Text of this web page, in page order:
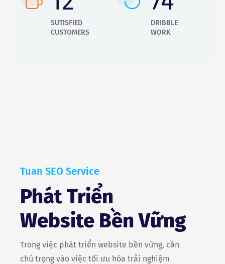
SUTISFIED
CUSTOMERS
DRIBBLE
WORK
Tuan SEO Service
Phát Triển
Website Bền Vững
Trong việc phát triển website bền vững, cần
chú trọng vào việc tối ưu hóa trải nghiệm